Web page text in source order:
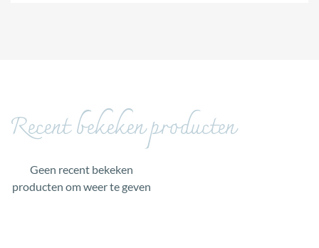
Recent bekeken producten
Geen recent bekeken
producten om weer te geven